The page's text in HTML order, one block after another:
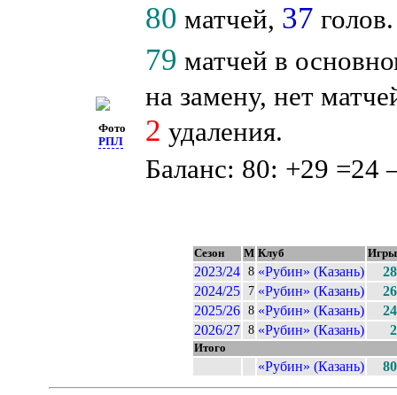
Фото
РПЛ
80 матчей, 37 голов.
79 матчей в
на замену, нет
2 удаления.
Баланс: 80: +29 =24
Сезон М Клуб Игры
2023/24 8 «Рубин» (Казань)
28
2024/25
7 «Рубин» (Казань)
26
2025/26
8 «Рубин» (Казань)
24
2026/27
8 «Рубин» (Казань) 2
Итого
«Рубин» (Казань) 80